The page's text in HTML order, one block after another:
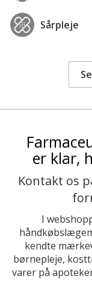
Sårpleje
er klar,
Kontakt os
I
kendte
børnepleje,
varer på